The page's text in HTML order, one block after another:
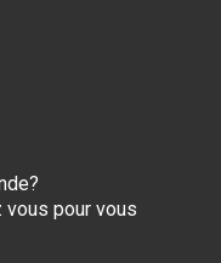
vous pour vous